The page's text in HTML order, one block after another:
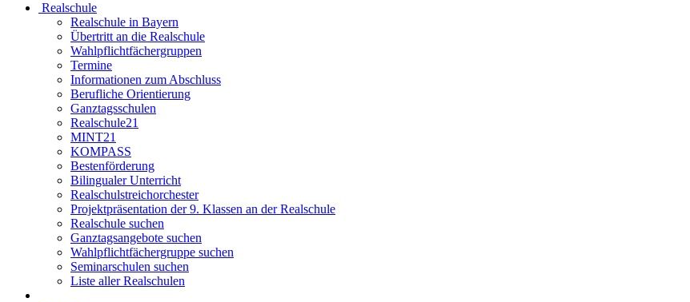
Realschule
Realschule in Bayern
Übertritt an die Realschule
Wahlpflichtfächergruppen
Termine
Informationen zum Abschluss
Berufliche Orientierung
Ganztagsschulen
Realschule21
MINT21
KOMPASS
Bestenförderung
Bilingualer Unterricht
Realschulstreichorchester
Projektpräsentation der 9. Klassen an der Realschule
Realschule suchen
Ganztagsangebote suchen
Wahlpflichtfächergruppe suchen
Seminarschulen suchen
Liste aller Realschulen